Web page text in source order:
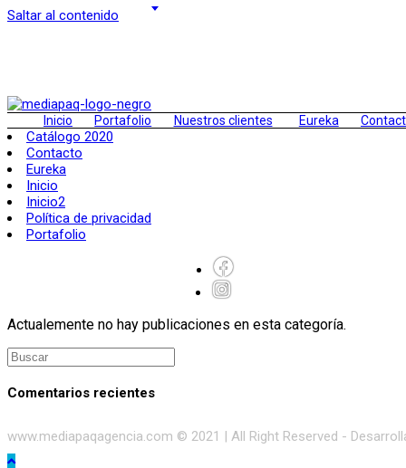
Saltar al contenido
Inicio Portafolio Nuestros clientes Eureka
Catálogo 2020
Contacto
Eureka
Inicio
Inicio2
Política de privacidad
Portafolio
Actualemente no hay publicaciones en esta categoría.
Comentarios recientes
www.mediapaqagencia.com © 2021 | All Right Reserved -